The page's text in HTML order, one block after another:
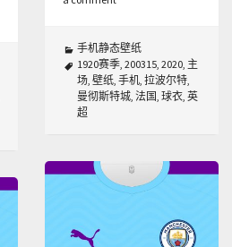
手机静态壁纸
1920赛季, 200315, 2020, 主
场, 壁纸, 手机, 拉波尔特,
曼彻斯特城, 法国, 球衣, 英
超